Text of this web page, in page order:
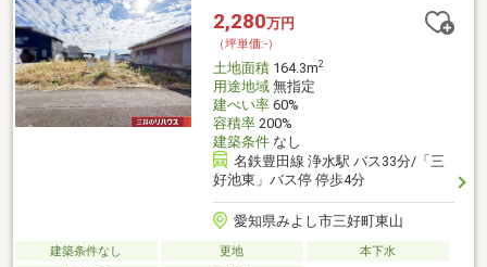
物の(再)建築可■ ご希望の住まい探しをお手伝いします
━━━━━・・・物件の詳細・ご相談はお気軽にお問い合わせく
ださい。
2,280万円
（坪単価:-）
土地面積164.3m2
用途地域無指定
建ぺい率60%
容積率200%
建築条件なし
名鉄豊田線 浄水駅 バス33分/「三
好池東」バス停 停歩4分
愛知県みよし市三好町東山
建築条件なし 更地
本下水